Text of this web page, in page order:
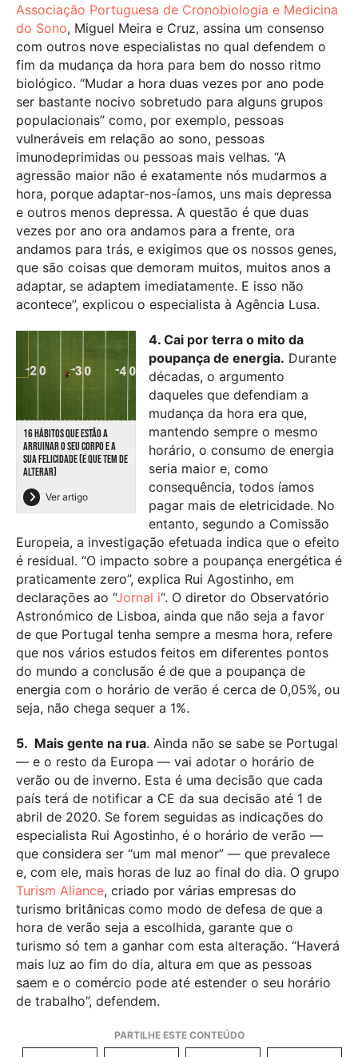
Associação Portuguesa de Cronobiologia e Medicina
do Sono, Miguel Meira e Cruz, assina um consenso
com outros nove especialistas no qual defendem o
fim da mudança da hora para bem do nosso ritmo
biológico. “Mudar a hora duas vezes por ano pode
ser bastante nocivo sobretudo para alguns grupos
populacionais” como, por exemplo, pessoas
vulneráveis em relação ao sono, pessoas
imunodeprimidas ou pessoas mais velhas. “A
agressão maior não é exatamente nós mudarmos a
hora, porque adaptar-nos-íamos, uns mais depressa
e outros menos depressa. A questão é que duas
vezes por ano ora andamos para a frente, ora
andamos para trás, e exigimos que os nossos genes,
que são coisas que demoram muitos, muitos anos a
adaptar, se adaptem imediatamente. E isso não
acontece”, explicou o especialista à Agência Lusa.
16 HÁBITOS QUE ESTÃO A
ARRUINAR O SEU CORPO E A
SUA FELICIDADE (E QUE TEM DE
ALTERAR)
Ver artigo
4. Cai por terra o mito da
poupança de energia. Durante
décadas, o argumento
daqueles que defendiam a
mudança da hora era que,
mantendo sempre o mesmo
horário, o consumo de energia
seria maior e, como
consequência, todos íamos
pagar mais de eletricidade. No
entanto, segundo a Comissão
Europeia, a investigação efetuada indica que o efeito
é residual. “O impacto sobre a poupança energética é
praticamente zero”, explica Rui Agostinho, em
declarações ao “Jornal i“. O diretor do Observatório
Astronómico de Lisboa, ainda que não seja a favor
de que Portugal tenha sempre a mesma hora, refere
que nos vários estudos feitos em diferentes pontos
do mundo a conclusão é de que a poupança de
energia com o horário de verão é cerca de 0,05%, ou
seja, não chega sequer a 1%.
5. Mais gente na rua. Ainda não se sabe se Portugal
— e o resto da Europa — vai adotar o horário de
verão ou de inverno. Esta é uma decisão que cada
país terá de notificar a CE da sua decisão até 1 de
abril de 2020. Se forem seguidas as indicações do
especialista Rui Agostinho, é o horário de verão —
que considera ser “um mal menor” — que prevalece
e, com ele, mais horas de luz ao final do dia. O grupo
Turism Aliance, criado por várias empresas do
turismo britânicas como modo de defesa de que a
hora de verão seja a escolhida, garante que o
turismo só tem a ganhar com esta alteração. “Haverá
mais luz ao fim do dia, altura em que as pessoas
saem e o comércio pode até estender o seu horário
de trabalho”, defendem.